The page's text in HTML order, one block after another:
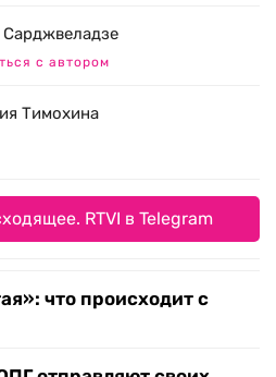
с автором
Тимохина
RTVI в Telegram
что происходит с